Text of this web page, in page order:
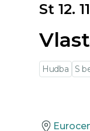
St 12.
Hudba S